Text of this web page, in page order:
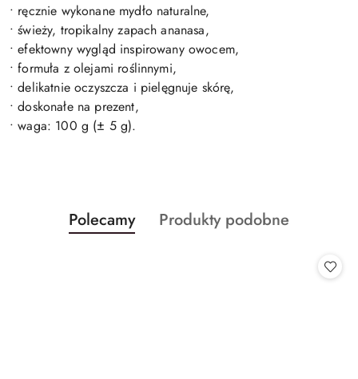
• ręcznie wykonane mydło naturalne,
• świeży, tropikalny zapach ananasa,
• efektowny wygląd inspirowany owocem,
• formuła z olejami roślinnymi,
• delikatnie oczyszcza i pielęgnuje skórę,
• doskonałe na prezent,
• waga: 100 g (± 5 g).
Pomiń karuzelę produktów
Produkty
o
Polecamy
Produkty
Produkty podobne